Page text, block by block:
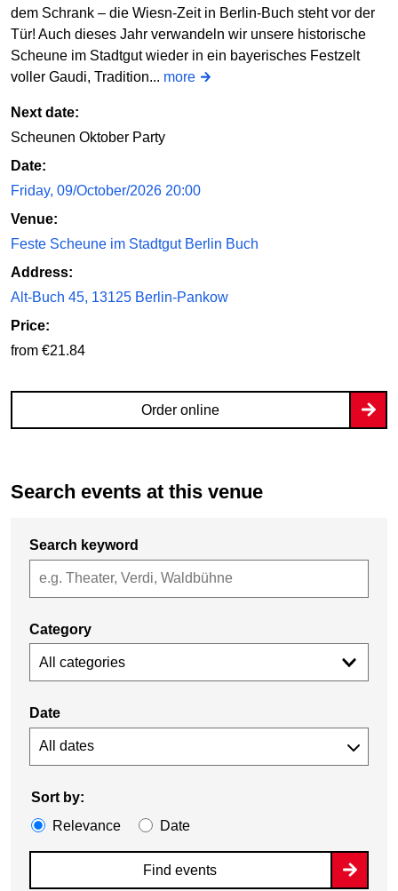
dem Schrank – die Wiesn-Zeit in Berlin-Buch steht vor der
Tür! Auch dieses Jahr verwandeln wir unsere historische
Scheune im Stadtgut wieder in ein bayerisches Festzelt
voller Gaudi, Tradition... more
Next date:
Scheunen Oktober Party
Date:
Friday, 09/October/2026 20:00
Venue:
Feste Scheune im Stadtgut Berlin Buch
Address:
Alt-Buch 45, 13125 Berlin-Pankow
Price:
from €21.84
Order online
Search events at this venue
Search keyword
Category
All categories
Date
Sort by:
Relevance
Date
Find events